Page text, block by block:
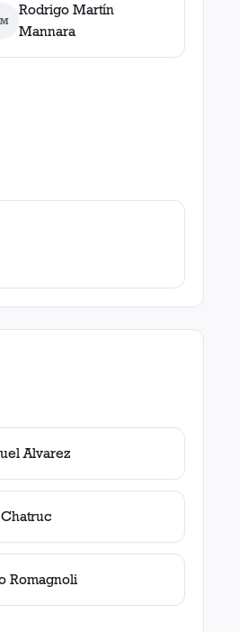
Rodrigo Martín
Mannara
Alvarez
Romagnoli